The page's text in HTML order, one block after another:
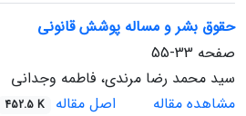
حقوق بشر و مساله پوشش قانونی
صفحه 33-55
سید محمد رضا مرندی، فاطمه وجدانی
مشاهده مقاله
اصل مقاله 452.5 K